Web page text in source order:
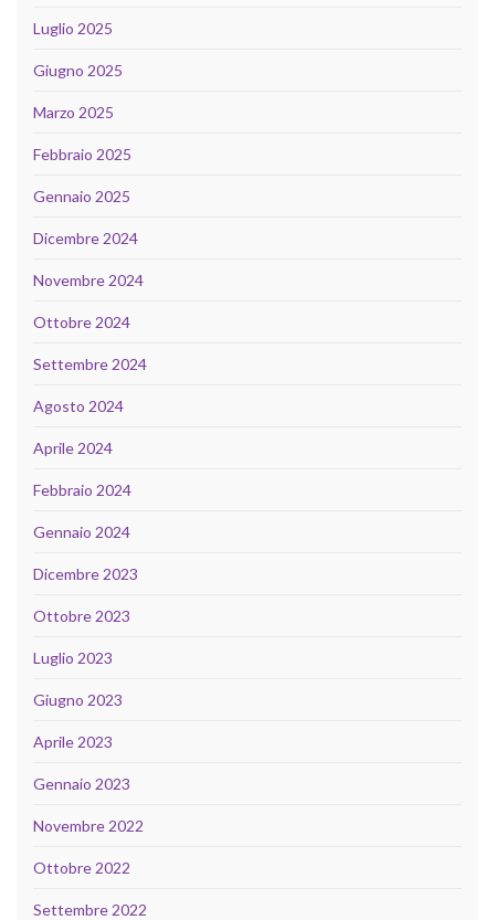
Luglio 2025
Giugno 2025
Marzo 2025
Febbraio 2025
Gennaio 2025
Dicembre 2024
Novembre 2024
Ottobre 2024
Settembre 2024
Agosto 2024
Aprile 2024
Febbraio 2024
Gennaio 2024
Dicembre 2023
Ottobre 2023
Luglio 2023
Giugno 2023
Aprile 2023
Gennaio 2023
Novembre 2022
Ottobre 2022
Settembre 2022